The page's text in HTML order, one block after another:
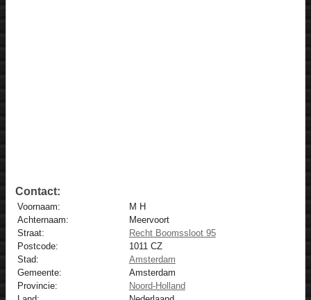
Contact:
Voornaam:
M H
Achternaam:
Meervoort
Straat:
Recht Boomssloot 95
Postcode:
1011 CZ
Stad:
Amsterdam
Gemeente:
Amsterdam
Provincie:
Noord-Holland